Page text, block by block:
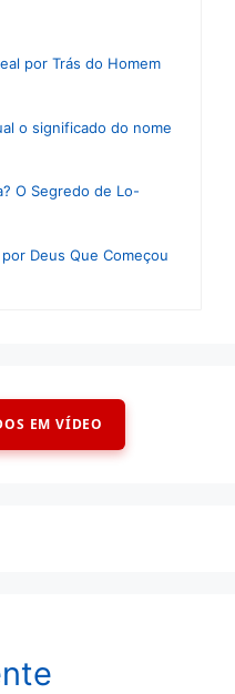
por Trás do Homem
o significado do nome
O Segredo de Lo-
Deus Que Começou
EM VÍDEO